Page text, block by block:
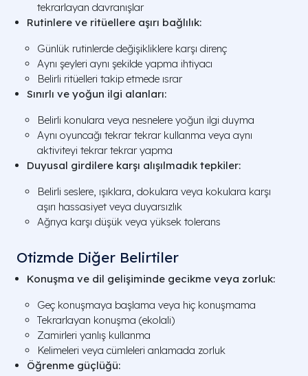
tekrarlayan davranışlar
Rutinlere ve ritüellere aşırı bağlılık:
Günlük rutinlerde değişikliklere karşı direnç
Aynı şeyleri aynı şekilde yapma ihtiyacı
Belirli ritüelleri takip etmede ısrar
Sınırlı ve yoğun ilgi alanları:
Belirli konulara veya nesnelere yoğun ilgi duyma
Aynı oyuncağı tekrar tekrar kullanma veya aynı
aktiviteyi tekrar tekrar yapma
Duyusal girdilere karşı alışılmadık tepkiler:
Belirli seslere, ışıklara, dokulara veya kokulara karşı
aşırı hassasiyet veya duyarsızlık
Ağrıya karşı düşük veya yüksek tolerans
Otizmde Diğer Belirtiler
Konuşma ve dil gelişiminde gecikme veya zorluk:
Geç konuşmaya başlama veya hiç konuşmama
Tekrarlayan konuşma (ekolali)
Zamirleri yanlış kullanma
Kelimeleri veya cümleleri anlamada zorluk
Öğrenme güçlüğü: